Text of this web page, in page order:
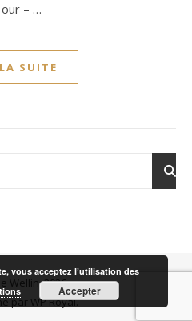
– …
SUITE
Wellin, 2026
par WP Royal.
vous acceptez l’utilisation des
Accepter